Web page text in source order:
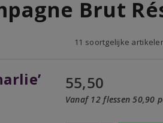
Brut
11 soortgelijke
55,50
Vanaf 12 flessen 50,90